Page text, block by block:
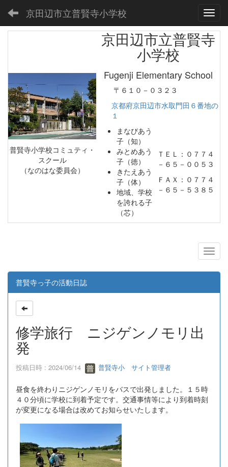
京田辺市立普賢寺小学校
普賢寺小学校コミュティ・
スクール
（なのはな委員会）
京田辺市立普賢寺
小学校
Fugenji Elementary School
〒６１０－０３２３
京都府京田辺市水取門田６番地の
１
まなびあう
子（知）
みとめあう
子（徳）
きたえあう
子（体）
地域、学校
を誇れる子
（芯）
ＴＥＬ：０７７４
－６５－００５３
ＦＡＸ：０７７４
－６５－５３８５
普賢寺っ子の活動日誌
修学旅行 ニジゲンノモリ出
発
投稿日時 : 2024/06/14 普賢寺小 サイト管理者
昼食を終わりニジゲンノモリをバスで出発しました。１５時
４０分頃に学校に到着予定です。交通事情等により到着時刻
が変更になる場合は改めてお知らせいたします。